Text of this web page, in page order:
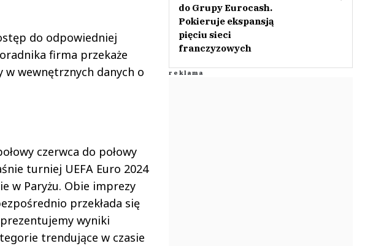
do odpowiedniej
firma przekaże
wewnętrznych danych o
czerwca do połowy
turniej UEFA Euro 2024
w Paryżu. Obie imprezy
przekłada się
wyniki
trendujące w czasie
do Grupy Eurocash.
Pokieruje ekspansją
pięciu sieci
franczyzowych